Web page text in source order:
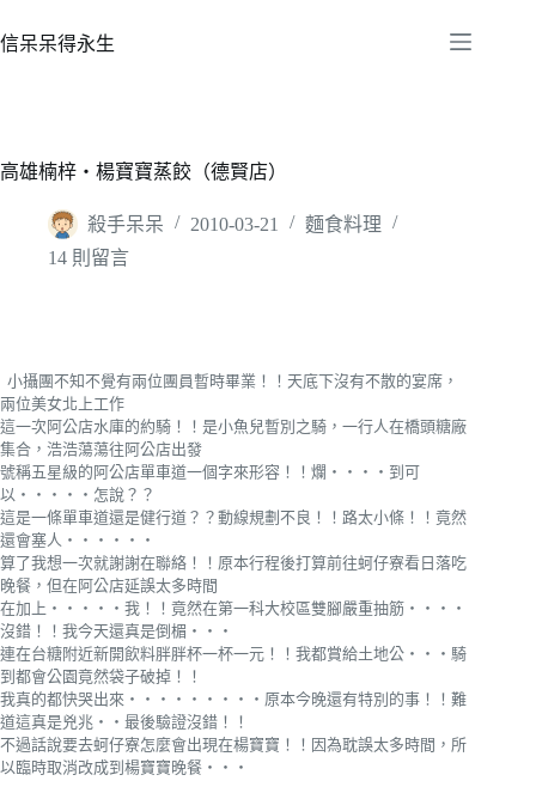
至
容
信呆呆得永生
高雄楠梓‧楊寶寶蒸餃（德賢店）
殺手呆呆 2010-03-21
麵食料理
14 則留言
小攝團不知不覺有兩位團員暫時畢業！！天底下沒有不散的宴席，
兩位美女北上工作
這一次阿公店水庫的約騎！！是小魚兒暫別之騎，一行人在橋頭糖廠
集合，浩浩蕩蕩往阿公店出發
號稱五星級的阿公店單車道一個字來形容！！爛‧‧‧‧到可
以‧‧‧‧‧怎說？？
這是一條單車道還是健行道？？動線規劃不良！！路太小條！！竟然
還會塞人‧‧‧‧‧‧
算了我想一次就謝謝在聯絡！！原本行程後打算前往蚵仔寮看日落吃
晚餐，但在阿公店延誤太多時間
在加上‧‧‧‧‧我！！竟然在第一科大校區雙腳嚴重抽筋‧‧‧‧
沒錯！！我今天還真是倒楣‧‧‧
連在台糖附近新開飲料胖胖杯一杯一元！！我都賞給土地公‧‧‧騎
到都會公園竟然袋子破掉！！
我真的都快哭出來‧‧‧‧‧‧‧‧‧原本今晚還有特別的事！！難
道這真是兇兆‧‧最後驗證沒錯！！
不過話說要去蚵仔寮怎麼會出現在楊寶寶！！因為耽誤太多時間，所
以臨時取消改成到楊寶寶晚餐‧‧‧